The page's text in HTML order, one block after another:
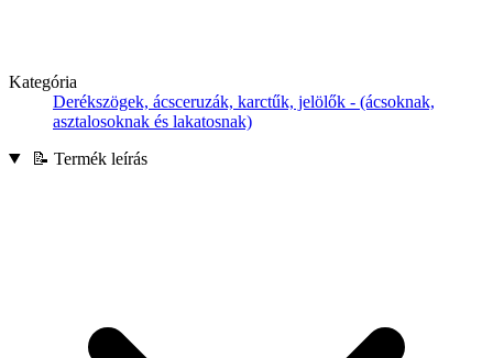
Kategória
Derékszögek, ácsceruzák, karctűk, jelölők - (ácsoknak,
asztalosoknak és lakatosnak)
📝 Termék leírás